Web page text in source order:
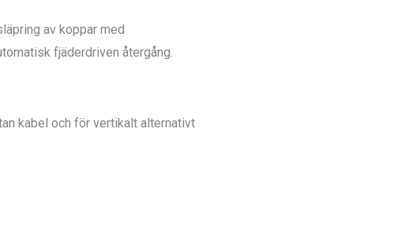
av koppar med
fjäderdriven återgång.
kabel och för vertikalt alternativt